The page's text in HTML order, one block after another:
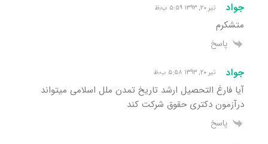
جواد تیر ۲۰, ۱۳۹۳ ۵:۵۹ ب٫ظ
متشکرم
پاسخ
جواد تیر ۲۰, ۱۳۹۳ ۵:۵۸ ب٫ظ
آیا فارغ التحصیل ارشد تاریخ تمدن ملل اسلامی میتواند
درآزمون دکتری حقوق شرکت کند
پاسخ